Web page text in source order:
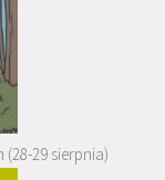
29 sierpnia)